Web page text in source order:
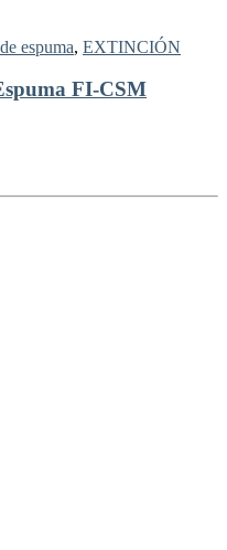
espuma, EXTINCIÓN
FI-CSM